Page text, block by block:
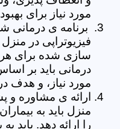
مورد نیاز برای
برنامه ی
فیزیوتراپی در
سازی شده برای هر
درمانی باید بر
مورد نیاز، و
ارائه ی مشاوره و
منزل باید به
را ارائه دهد. باید